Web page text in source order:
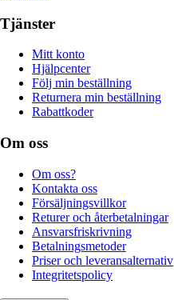
Tjänster
Mitt konto
Hjälpcenter
Följ min beställning
Returnera min beställning
Rabattkoder
Om oss
Om oss?
Kontakta oss
Försäljningsvillkor
Returer och återbetalningar
Ansvarsfriskrivning
Betalningsmetoder
Priser och leveransalternativ
Integritetspolicy